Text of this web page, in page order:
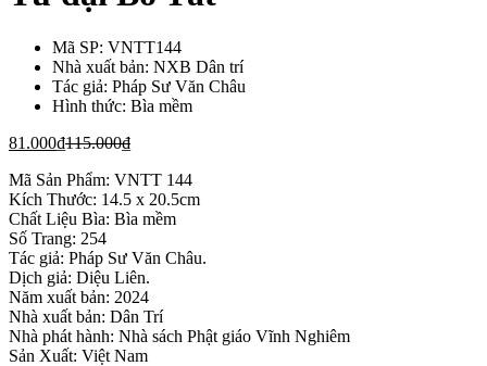
Mã SP: VNTT144
Nhà xuất bản: NXB Dân trí
Tác giả: Pháp Sư Văn Châu
Hình thức: Bìa mềm
81.000₫115.000₫
Mã Sản Phẩm: VNTT 144
Kích Thước: 14.5 x 20.5cm
Chất Liệu Bìa: Bìa mềm
Số Trang: 254
Tác giả: Pháp Sư Văn Châu.
Dịch giả: Diệu Liên.
Năm xuất bản: 2024
Nhà xuất bản: Dân Trí
Nhà phát hành: Nhà sách Phật giáo Vĩnh Nghiêm
Sản Xuất: Việt Nam